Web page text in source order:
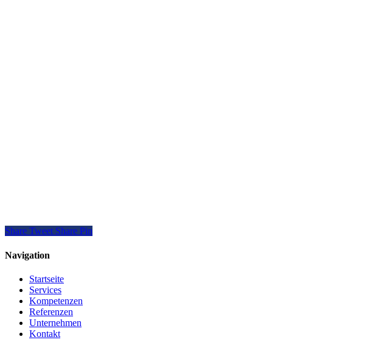
Share Tweet Share Pin
Navigation
Startseite
Services
Kompetenzen
Referenzen
Unternehmen
Kontakt